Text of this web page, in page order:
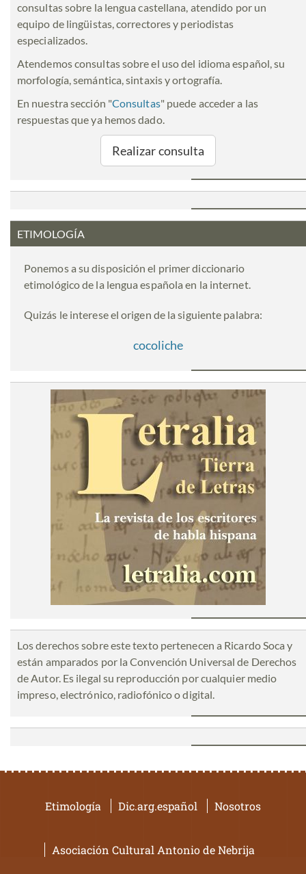
consultas sobre la lengua castellana, atendido por un
equipo de lingüistas, correctores y periodistas
especializados.
Atendemos consultas sobre el uso del idioma español, su
morfología, semántica, sintaxis y ortografía.
En nuestra sección "Consultas" puede acceder a las
respuestas que ya hemos dado.
Realizar consulta
ETIMOLOGÍA
Ponemos a su disposición el primer diccionario
etimológico de la lengua española en la internet.
Quizás le interese el origen de la siguiente palabra:
cocoliche
Los derechos sobre este texto pertenecen a Ricardo Soca y
están amparados por la Convención Universal de Derechos
de Autor. Es ilegal su reproducción por cualquier medio
impreso, electrónico, radiofónico o digital.
Etimología Dic.arg.español Nosotros
Asociación Cultural Antonio de Nebrija